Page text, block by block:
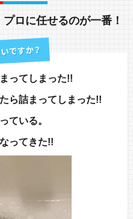
プロに任せるのが一番！
ってしまった!!
ら詰まってしまった!!
ている。
ってきた!!